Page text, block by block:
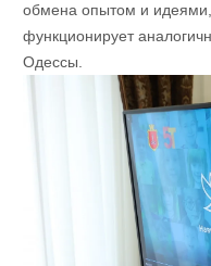
обмена опытом и идеями,
функционирует
Одессы.